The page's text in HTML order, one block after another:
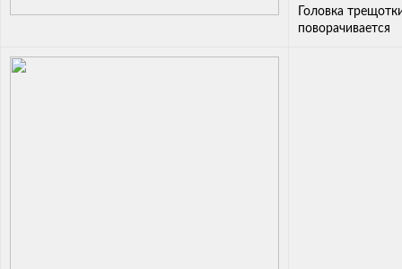
Головка
поворачивается